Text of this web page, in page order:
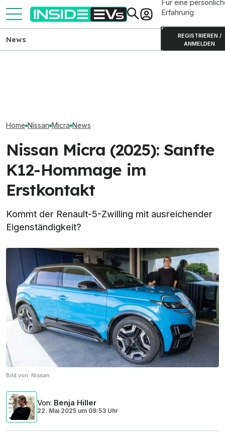
Für eine
Erfahrung
REGISTRIEREN /
ANMELDEN
News
Home Nissan Micra News
Nissan Micra (2025): Sanfte
K12-Hommage im
Erstkontakt
Kommt der Renault-5-Zwilling mit ausreichender
Eigenständigkeit?
Bild von: Nissan
Von: Benja Hiller
22. Mai 2025 um 09:53 Uhr